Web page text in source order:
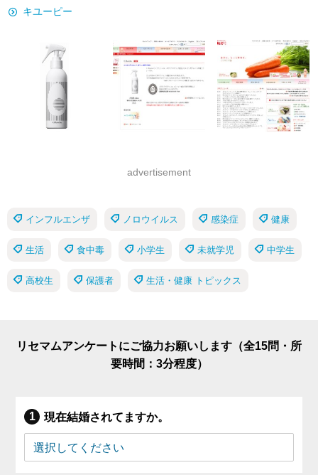
キユーピー
advertisement
インフルエンザ ノロウイルス 感染症 健康
生活 食中毒 小学生 未就学児 中学生
高校生 保護者 生活・健康 トピックス
リセマムアンケートにご協力お願いします（全15問・所
要時間：3分程度）
現在結婚されてますか。